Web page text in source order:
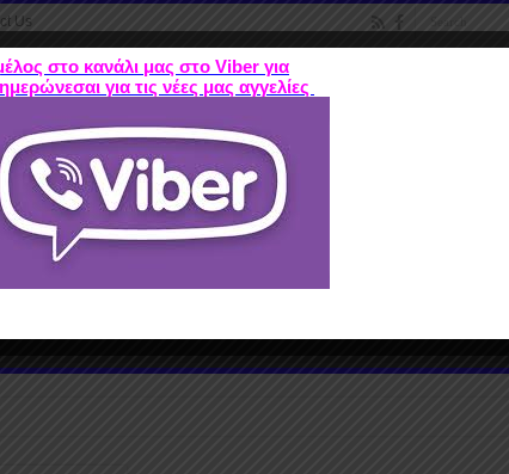
Us
στο κανάλι μας στο Viber για
για τις νέες μας αγγελίες